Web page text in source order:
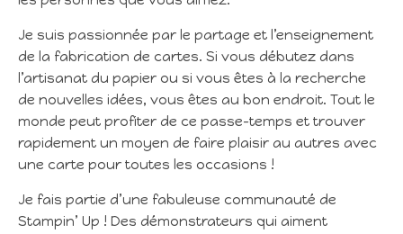
Je suis passionnée par le partage et l’enseignement
de la fabrication de cartes. Si vous débutez dans
l’artisanat du papier ou si vous êtes à la recherche
de nouvelles idées, vous êtes au bon endroit. Tout le
monde peut profiter de ce passe-temps et trouver
rapidement un moyen de faire plaisir au autres avec
une carte pour toutes les occasions !
Je fais partie d’une fabuleuse communauté de
Stampin’ Up ! Des démonstrateurs qui aiment